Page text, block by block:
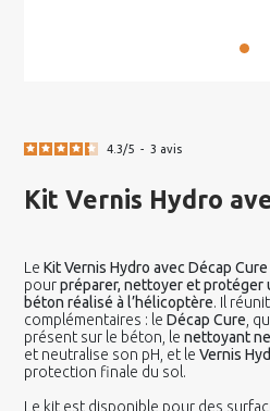
4.3/5 - 3 avis
Kit Vernis Hydro
LeKit Vernis Hydro avec Décap Cure
pourpréparer, nettoyer et protéger
béton réalisé à l’hélicoptère. Il
complémentaires : leDécap Cure ,
présent sur le béton, lenettoyant
et neutralise son pH, et leVernis
protection finale du sol.
Le kit est disponible pour des